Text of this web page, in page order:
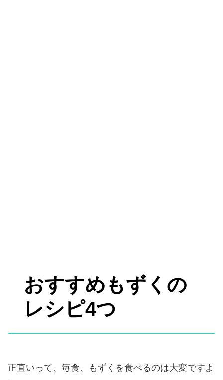
おすすめもずくの
レシピ4つ
正直いって、毎食、もずくを食べるのは大変ですよ